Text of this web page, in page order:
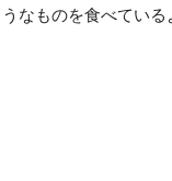
なものを食べている